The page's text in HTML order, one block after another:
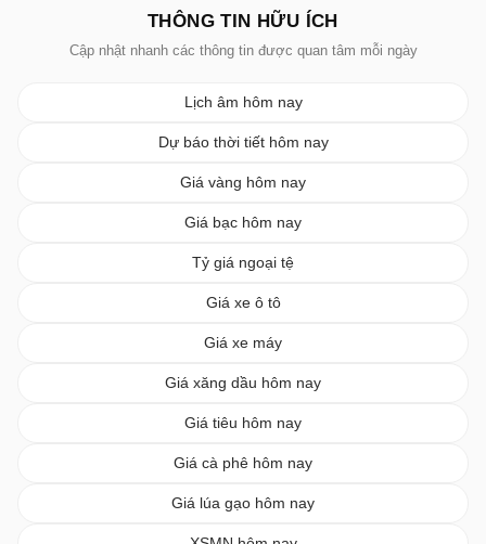
THÔNG TIN HỮU ÍCH
Cập nhật nhanh các thông tin được quan tâm mỗi ngày
Lịch âm hôm nay
Dự báo thời tiết hôm nay
Giá vàng hôm nay
Giá bạc hôm nay
Tỷ giá ngoại tệ
Giá xe ô tô
Giá xe máy
Giá xăng dầu hôm nay
Giá tiêu hôm nay
Giá cà phê hôm nay
Giá lúa gạo hôm nay